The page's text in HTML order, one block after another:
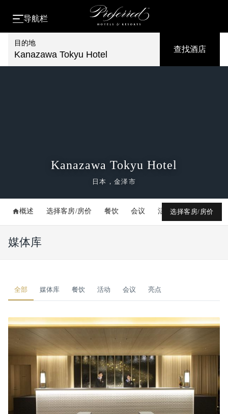
导航栏
目的地
Kanazawa Tokyu Hotel
查找酒店
Kanazawa Tokyu Hotel
日本，金泽市
概述 选择客房/房价 餐饮 会议 活动 媒体库
选择客房/房价
媒体库
全部 媒体库 餐饮 活动 会议 亮点